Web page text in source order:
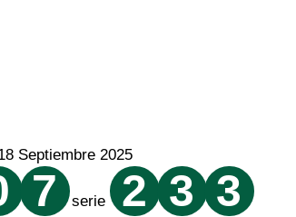
Septiembre 2025
7 serie 2 3 3